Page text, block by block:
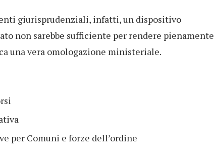
giurisprudenziali, infatti, un dispositivo
non sarebbe sufficiente per rendere pienamente
una vera omologazione ministeriale.
per Comuni e forze dell’ordine